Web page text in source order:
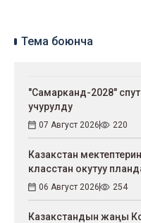
Тема боюнча
"Самарканд-2028"
учурулду
07 Август 2026 220
Казакстан
класстан окутуу
06 Август 2026 254
Казакстандын жаңы